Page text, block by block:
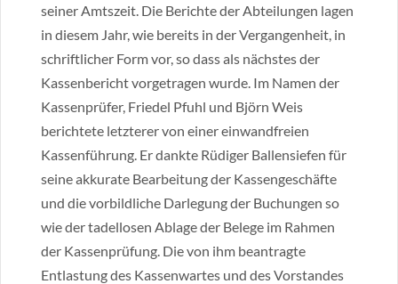
seiner Amtszeit. Die Berichte der Abteilungen lagen
in diesem Jahr, wie bereits in der Vergangenheit, in
schriftlicher Form vor, so dass als nächstes der
Kassenbericht vorgetragen wurde. Im Namen der
Kassenprüfer, Friedel Pfuhl und Björn Weis
berichtete letzterer von einer einwandfreien
Kassenführung. Er dankte Rüdiger Ballensiefen für
seine akkurate Bearbeitung der Kassengeschäfte
und die vorbildliche Darlegung der Buchungen so
wie der tadellosen Ablage der Belege im Rahmen
der Kassenprüfung. Die von ihm beantragte
Entlastung des Kassenwartes und des Vorstandes